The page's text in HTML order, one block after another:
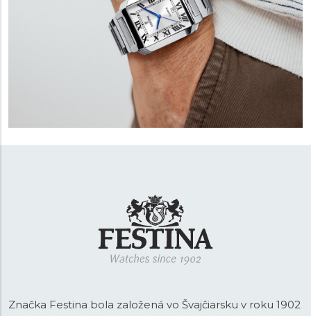
Značka Festina bola založená vo Švajčiarsku v roku 1902